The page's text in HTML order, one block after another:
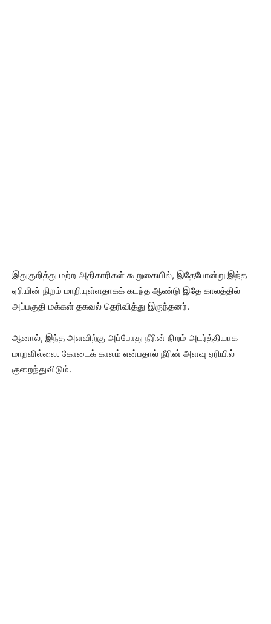
இதுகுறித்து மற்ற அதிகாரிகள் கூறுகையில், இதேபோன்று இந்த
ஏரியின் நிறம் மாறியுள்ளதாகக் கடந்த ஆண்டு இதே காலத்தில்
அப்பகுதி மக்கள் தகவல் தெரிவித்து இருந்தனர்.
ஆனால், இந்த அளவிற்கு அப்போது நீரின் நிறம் அடர்த்தியாக
மாறவில்லை. கோடைக் காலம் என்பதால் நீரின் அளவு ஏரியில்
குறைந்துவிடும்.